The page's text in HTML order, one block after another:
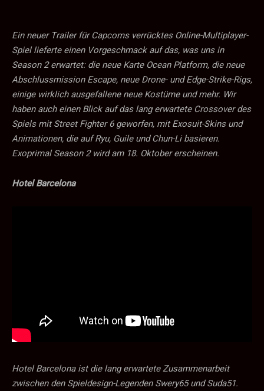
Ein neuer Trailer für Capcoms verrücktes Online-Multiplayer-
Spiel lieferte einen Vorgeschmack auf das, was uns in
Season 2 erwartet: die neue Karte Ocean Platform, die neue
Abschlussmission Escape, neue Drone- und Edge-Strike-Rigs,
einige wirklich ausgefallene neue Kostüme und mehr. Wir
haben auch einen Blick auf das lang erwartete Crossover des
Spiels mit Street Fighter 6 geworfen, mit Exosuit-Skins und
Animationen, die auf Ryu, Guile und Chun-Li basieren.
Exoprimal Season 2 wird am 18. Oktober erscheinen.
Hotel Barcelona
Hotel Barcelona ist die lang erwartete Zusammenarbeit
zwischen den Spieldesign-Legenden Swery65 und Suda51.